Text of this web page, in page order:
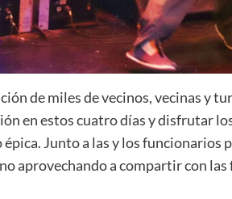
de miles de vecinos, vecinas y
en estos cuatro días y disfrutar
Junto a las y los funcionarios
aprovechando a compartir con